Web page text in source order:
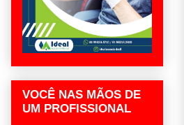
VOCÊ NAS MÃOS DE
UM PROFISSIONAL